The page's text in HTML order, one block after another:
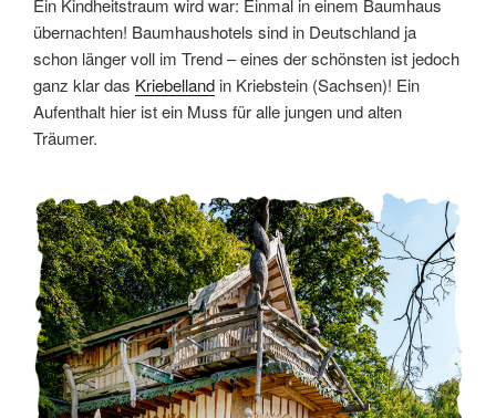
Ein Kindheitstraum wird war: Einmal in einem Baumhaus
übernachten! Baumhaushotels sind in Deutschland ja
schon länger voll im Trend – eines der schönsten ist jedoch
ganz klar das Kriebelland in Kriebstein (Sachsen)! Ein
Aufenthalt hier ist ein Muss für alle jungen und alten
Träumer.